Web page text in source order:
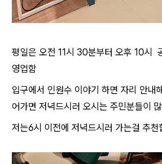
평일은 오전 11시 30분부터 오후 10시
영업함
입구에서 인원수 이야기 하면 자리 안내
어가면 저녁드시러 오시는 주민분들이
저는6시 이전에 저녁드시러 가는걸 추천